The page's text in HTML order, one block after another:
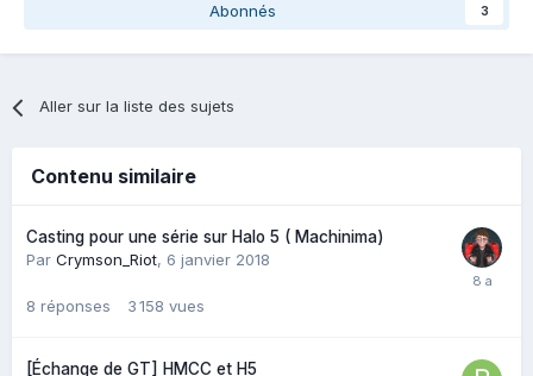
Abonnés 3
Aller sur la liste des sujets
Contenu similaire
Casting pour une série sur Halo 5 ( Machinima)
Par Crymson_Riot, 6 janvier 2018
8 réponses 3 158 vues
[Échange de GT] HMCC et H5